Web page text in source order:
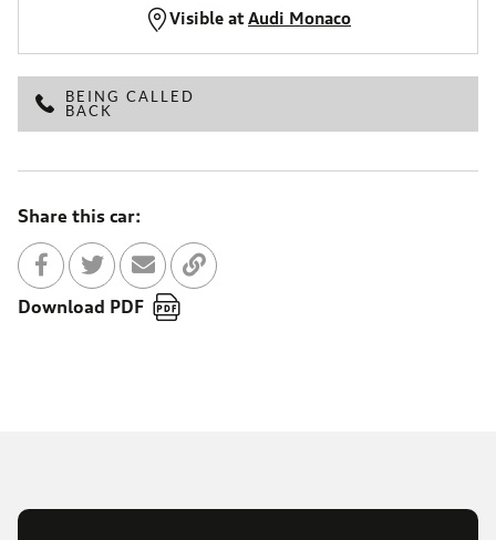
Visible atAudi Monaco
BEING CALLED
BACK
Share this car:
Share with Facebook
Partager sur Twitter
Send to a friend
Copy to clipboard
Download PDF